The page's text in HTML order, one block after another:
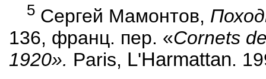
5 Сергей Мамонтов,
136, франц. пер. «Cornets
1920». Paris, L'Harmattan.